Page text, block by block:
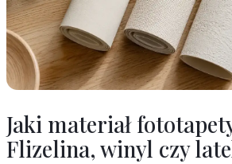
Jaki materiał
Flizelina, winyl czy